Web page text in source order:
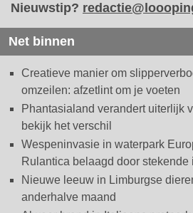
Nieuwstip?
Net binnen
Creatieve manier om
omzeilen: afzetlint om je voeten
Phantasialand verandert uiterlijk
bekijk het verschil
Wespeninvasie in waterpark
Rulantica belaagd door stekende
Nieuwe leeuw in Limburgse
anderhalve maand